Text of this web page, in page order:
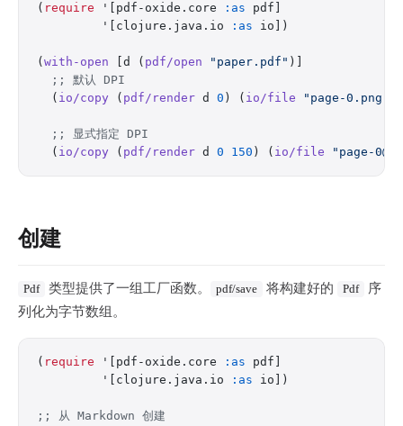
( require '[pdf-oxide.core :as pdf]
         '[clojure.java.io
:as io])
( with-open [d ( pdf/open "paper.pdf" )]
  ;; 默认 DPI
  (
io/copy ( pdf/render d 0 ) ( io/file "page-0.png"
  ;; 显式指定 DPI
  (
io/copy ( pdf/render d 0 150 ) ( io/file "page-
创建
Pdf 类型提供了一组工厂函数。 pdf/save 将构建好的 Pdf
序
列化为字节数组。
( require '[pdf-oxide.core :as pdf]
         '[clojure.java.io
:as io])
;; 从 Markdown 创建